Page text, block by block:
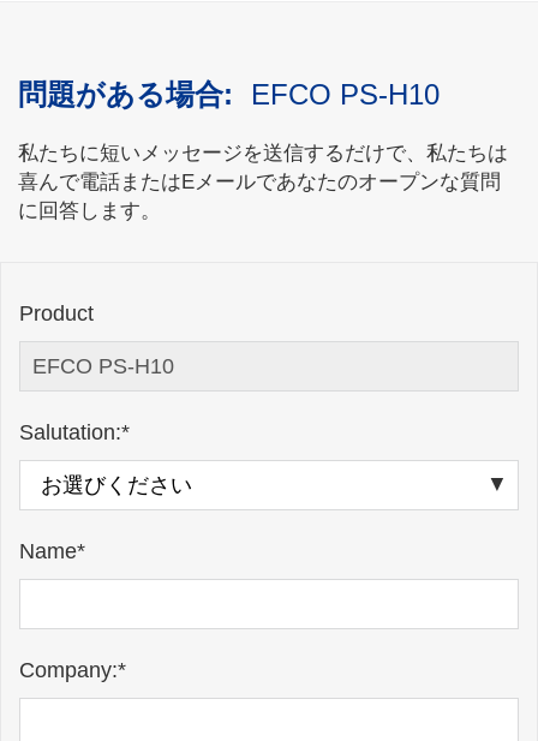
問題がある場合: EFCO PS-H10
私たちに短いメッセージを送信するだけで、私たちは
喜んで電話またはEメールであなたのオープンな質問
に回答します。
Product
Salutation:*
Name*
Company:*